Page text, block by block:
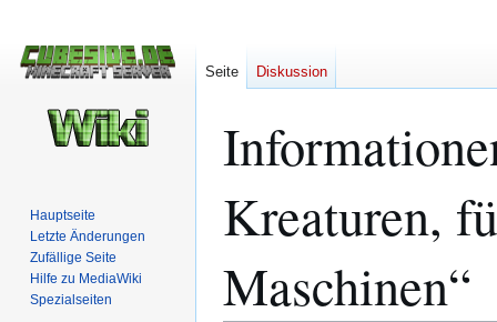
Kreaturen,
Maschinen“
Seite Diskussion
Hauptseite
Letzte Änderungen
Zufällige Seite
Hilfe zu MediaWiki
Spezialseiten